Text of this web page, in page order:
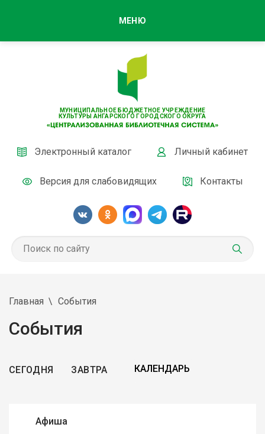
МУНИЦИПАЛЬНОЕ БЮДЖЕТНОЕ УЧРЕЖДЕНИЕ
КУЛЬТУРЫ АНГАРСКОГО ГОРОДСКОГО ОКРУГА
Электронный каталог Личный кабинет
Версия для слабовидящих Контакты
МЕНЮ
Главная События
События
СЕГОДНЯ ЗАВТРА
Афиша